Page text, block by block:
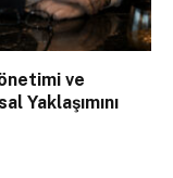
ve
Yaklaşımını